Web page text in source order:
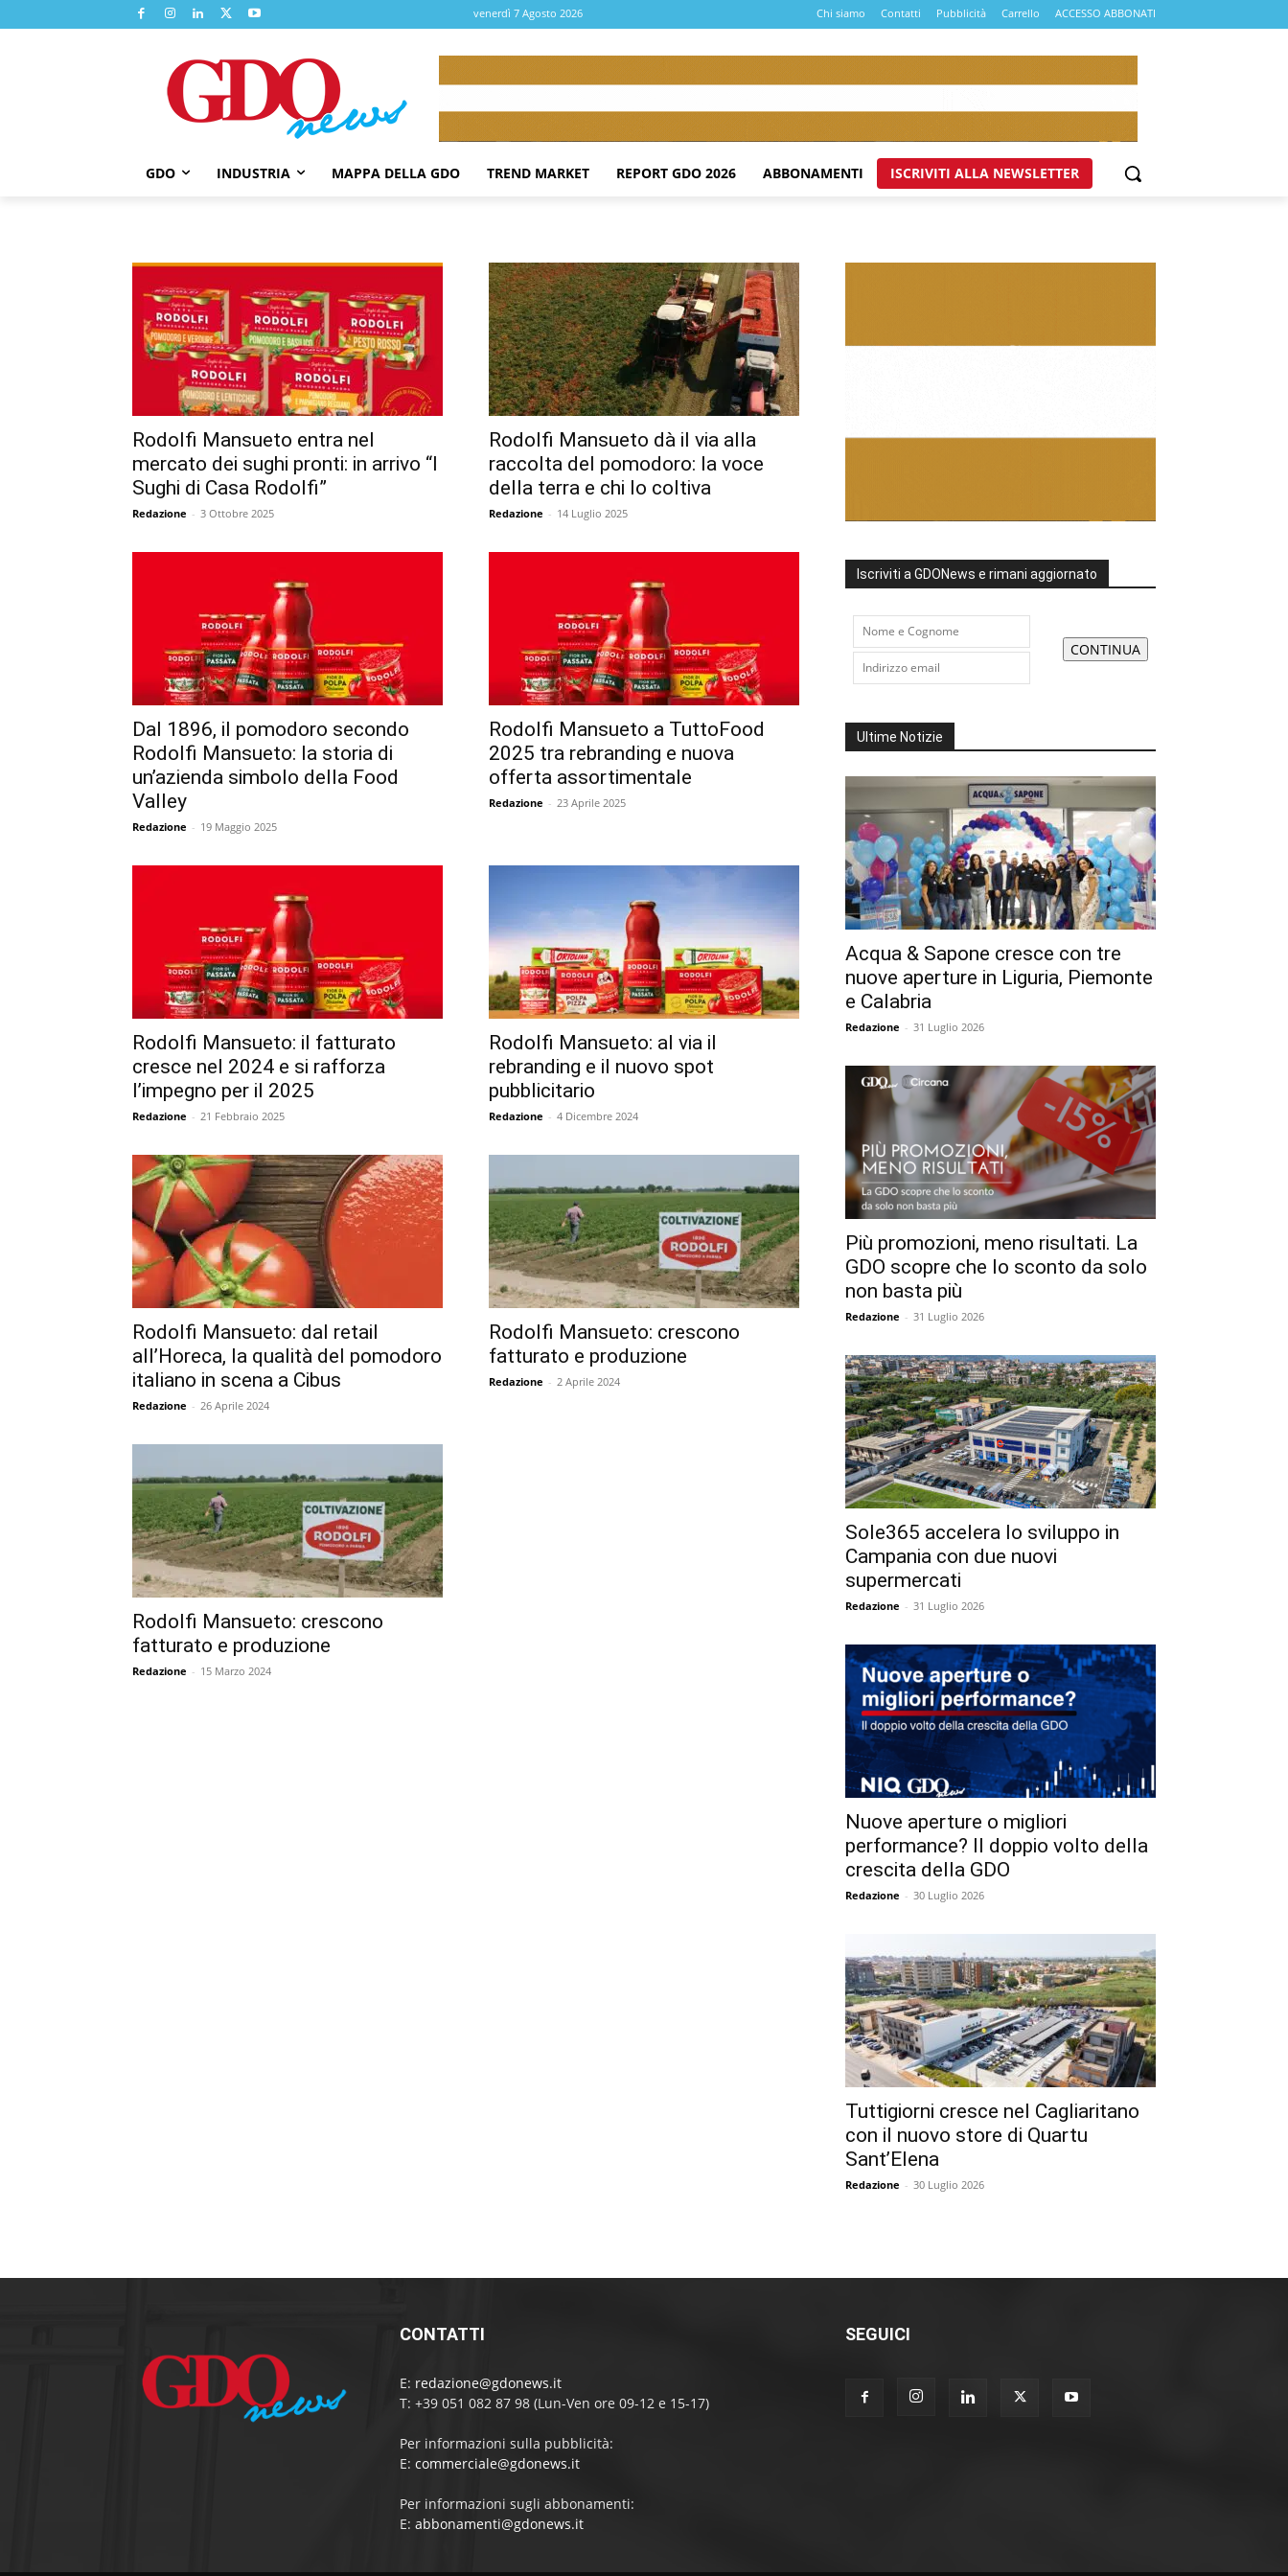
venerdì 7 Agosto 2026 Chi siamo Contatti Pubblicità Carrello ACCESSO ABBONATI
GDO INDUSTRIA MAPPA DELLA GDO TREND MARKET REPORT GDO 2026 ABBONAMENTI ISCRIVITI ALLA NEWSLETTER
Rodolfi Mansueto entra nel
mercato dei sughi pronti: in arrivo “I
Sughi di Casa Rodolfi”
Redazione - 3 Ottobre 2025
Rodolfi Mansueto dà il via alla
raccolta del pomodoro: la voce
della terra e chi lo coltiva
Redazione - 14 Luglio 2025
Dal 1896, il pomodoro secondo
Rodolfi Mansueto: la storia di
un’azienda simbolo della Food
Valley
Redazione - 19 Maggio 2025
Rodolfi Mansueto a TuttoFood
2025 tra rebranding e nuova
offerta assortimentale
Redazione - 23 Aprile 2025
Rodolfi Mansueto: il fatturato
cresce nel 2024 e si rafforza
l’impegno per il 2025
Redazione - 21 Febbraio 2025
Rodolfi Mansueto: al via il
rebranding e il nuovo spot
pubblicitario
Redazione - 4 Dicembre 2024
Rodolfi Mansueto: dal retail
all’Horeca, la qualità del pomodoro
italiano in scena a Cibus
Redazione - 26 Aprile 2024
Rodolfi Mansueto: crescono
fatturato e produzione
Redazione - 2 Aprile 2024
Rodolfi Mansueto: crescono
fatturato e produzione
Redazione - 15 Marzo 2024
Iscriviti a GDONews e rimani aggiornato
Ultime Notizie
Acqua & Sapone cresce con tre
nuove aperture in Liguria, Piemonte
e Calabria
Redazione - 31 Luglio 2026
Più promozioni, meno risultati. La
GDO scopre che lo sconto da solo
non basta più
Redazione - 31 Luglio 2026
Sole365 accelera lo sviluppo in
Campania con due nuovi
supermercati
Redazione - 31 Luglio 2026
Nuove aperture o migliori
performance? Il doppio volto della
crescita della GDO
Redazione - 30 Luglio 2026
Tuttigiorni cresce nel Cagliaritano
con il nuovo store di Quartu
Sant’Elena
Redazione - 30 Luglio 2026
CONTATTI
E: redazione@gdonews.it
T: +39 051 082 87 98 (Lun-Ven ore 09-12 e 15-17)
Per informazioni sulla pubblicità:
E: commerciale@gdonews.it
Per informazioni sugli abbonamenti:
E: abbonamenti@gdonews.it
SEGUICI